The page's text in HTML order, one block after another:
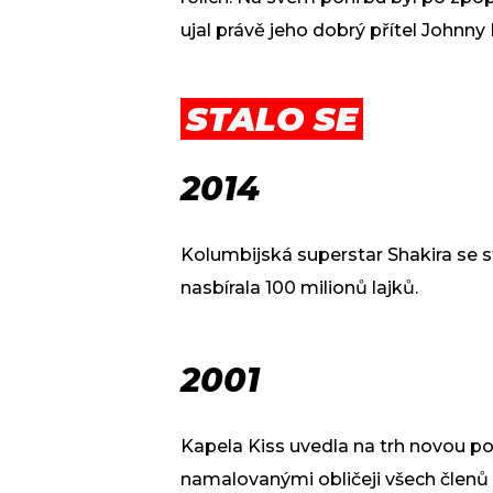
ujal právě jeho dobrý přítel Johnny
STALO SE
2014
Kolumbijská superstar Shakira se
nasbírala 100 milionů lajků.
2001
Kapela Kiss uvedla na trh novou
namalovanými obličeji všech